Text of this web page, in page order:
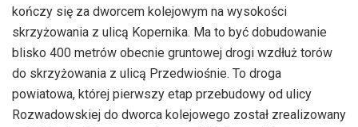
kończy się za dworcem kolejowym na wysokości
skrzyżowania z ulicą Kopernika. Ma to być dobudowanie
blisko 400 metrów obecnie gruntowej drogi wzdłuż torów
do skrzyżowania z ulicą Przedwiośnie. To droga
powiatowa, której pierwszy etap przebudowy od ulicy
Rozwadowskiej do dworca kolejowego został zrealizowany